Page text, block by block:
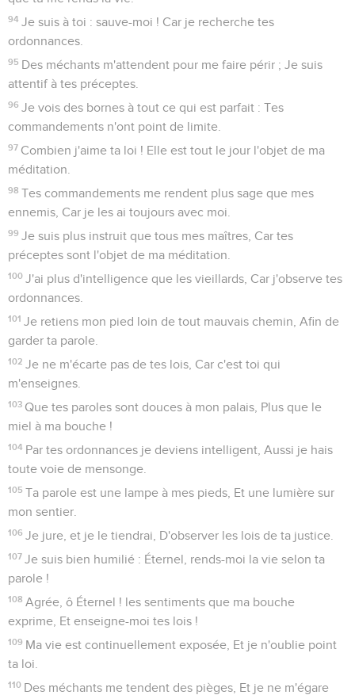
94 Je suis à toi : sauve-moi ! Car je recherche tes
ordonnances.
95 Des méchants m'attendent pour me faire périr ; Je suis
attentif à tes préceptes.
96 Je vois des bornes à tout ce qui est parfait : Tes
commandements n'ont point de limite.
97 Combien j'aime ta loi ! Elle est tout le jour l'objet de ma
méditation.
98 Tes commandements me rendent plus sage que mes
ennemis, Car je les ai toujours avec moi.
99 Je suis plus instruit que tous mes maîtres, Car tes
préceptes sont l'objet de ma méditation.
100 J'ai plus d'intelligence que les vieillards, Car j'observe tes
ordonnances.
101 Je retiens mon pied loin de tout mauvais chemin, Afin de
garder ta parole.
102 Je ne m'écarte pas de tes lois, Car c'est toi qui
m'enseignes.
103 Que tes paroles sont douces à mon palais, Plus que le
miel à ma bouche !
104 Par tes ordonnances je deviens intelligent, Aussi je hais
toute voie de mensonge.
105 Ta parole est une lampe à mes pieds, Et une lumière sur
mon sentier.
106 Je jure, et je le tiendrai, D'observer les lois de ta justice.
107 Je suis bien humilié : Éternel, rends-moi la vie selon ta
parole !
108 Agrée, ô Éternel ! les sentiments que ma bouche
exprime, Et enseigne-moi tes lois !
109 Ma vie est continuellement exposée, Et je n'oublie point
ta loi.
110 Des méchants me tendent des pièges, Et je ne m'égare